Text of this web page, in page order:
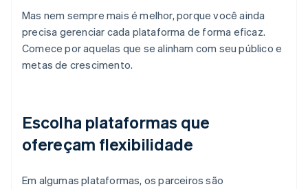
Mas nem sempre mais é melhor, porque você ainda
precisa gerenciar cada plataforma de forma eficaz.
Comece por aquelas que se alinham com seu público e
metas de crescimento.
Escolha plataformas que
ofereçam flexibilidade
Em algumas plataformas, os parceiros são